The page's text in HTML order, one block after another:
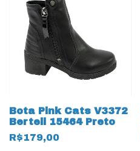
Bota Pink Cats V3372
Berteli 15464 Preto
R$179,00